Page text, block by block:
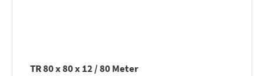
TR 80 x 80 x 12 / 80 Meter